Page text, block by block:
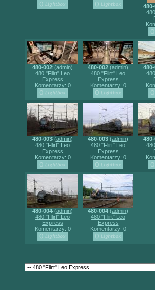
480-002 (admin)
480 "Flirt" Leo
Express
Komentarzy: 0
480-002 (admin)
480 "Flirt" Leo
Express
Komentarzy: 0
480-003 (admin)
480 "Flirt" Leo
Express
Komentarzy: 0
480-003 (admin)
480 "Flirt" Leo
Express
Komentarzy: 0
480-004 (admin)
480 "Flirt" Leo
Express
Komentarzy: 0
480-004 (admin)
480 "Flirt" Leo
Express
Komentarzy: 0